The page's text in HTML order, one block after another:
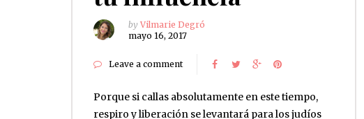
by Vilmarie Degró
mayo 16, 2017
Leave a comment
Porque si callas absolutamente en este tiempo,
respiro y liberación se levantará para los judíos